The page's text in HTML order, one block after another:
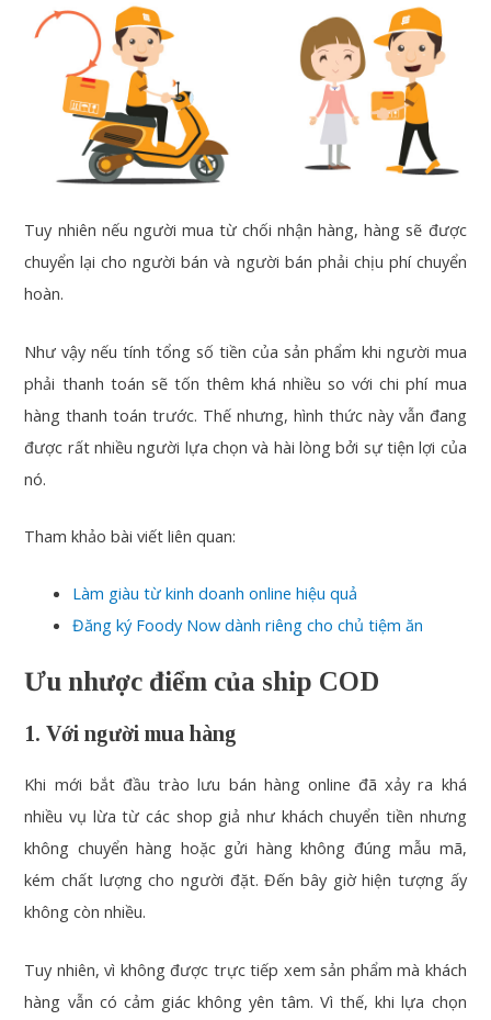
Tuy nhiên nếu người mua từ chối nhận hàng, hàng sẽ được
chuyển lại cho người bán và người bán phải chịu phí chuyển
hoàn.
Như vậy nếu tính tổng số tiền của sản phẩm khi người mua
phải thanh toán sẽ tốn thêm khá nhiều so với chi phí mua
hàng thanh toán trước. Thế nhưng, hình thức này vẫn đang
được rất nhiều người lựa chọn và hài lòng bởi sự tiện lợi của
nó.
Tham khảo bài viết liên quan:
Làm giàu từ kinh doanh online hiệu quả
Đăng ký Foody Now dành riêng cho chủ tiệm ăn
Ưu nhược điểm của ship COD
1. Với người mua hàng
Khi mới bắt đầu trào lưu bán hàng online đã xảy ra khá
nhiều vụ lừa từ các shop giả như khách chuyển tiền nhưng
không chuyển hàng hoặc gửi hàng không đúng mẫu mã,
kém chất lượng cho người đặt. Đến bây giờ hiện tượng ấy
không còn nhiều.
Tuy nhiên, vì không được trực tiếp xem sản phẩm mà khách
hàng vẫn có cảm giác không yên tâm. Vì thế, khi lựa chọn